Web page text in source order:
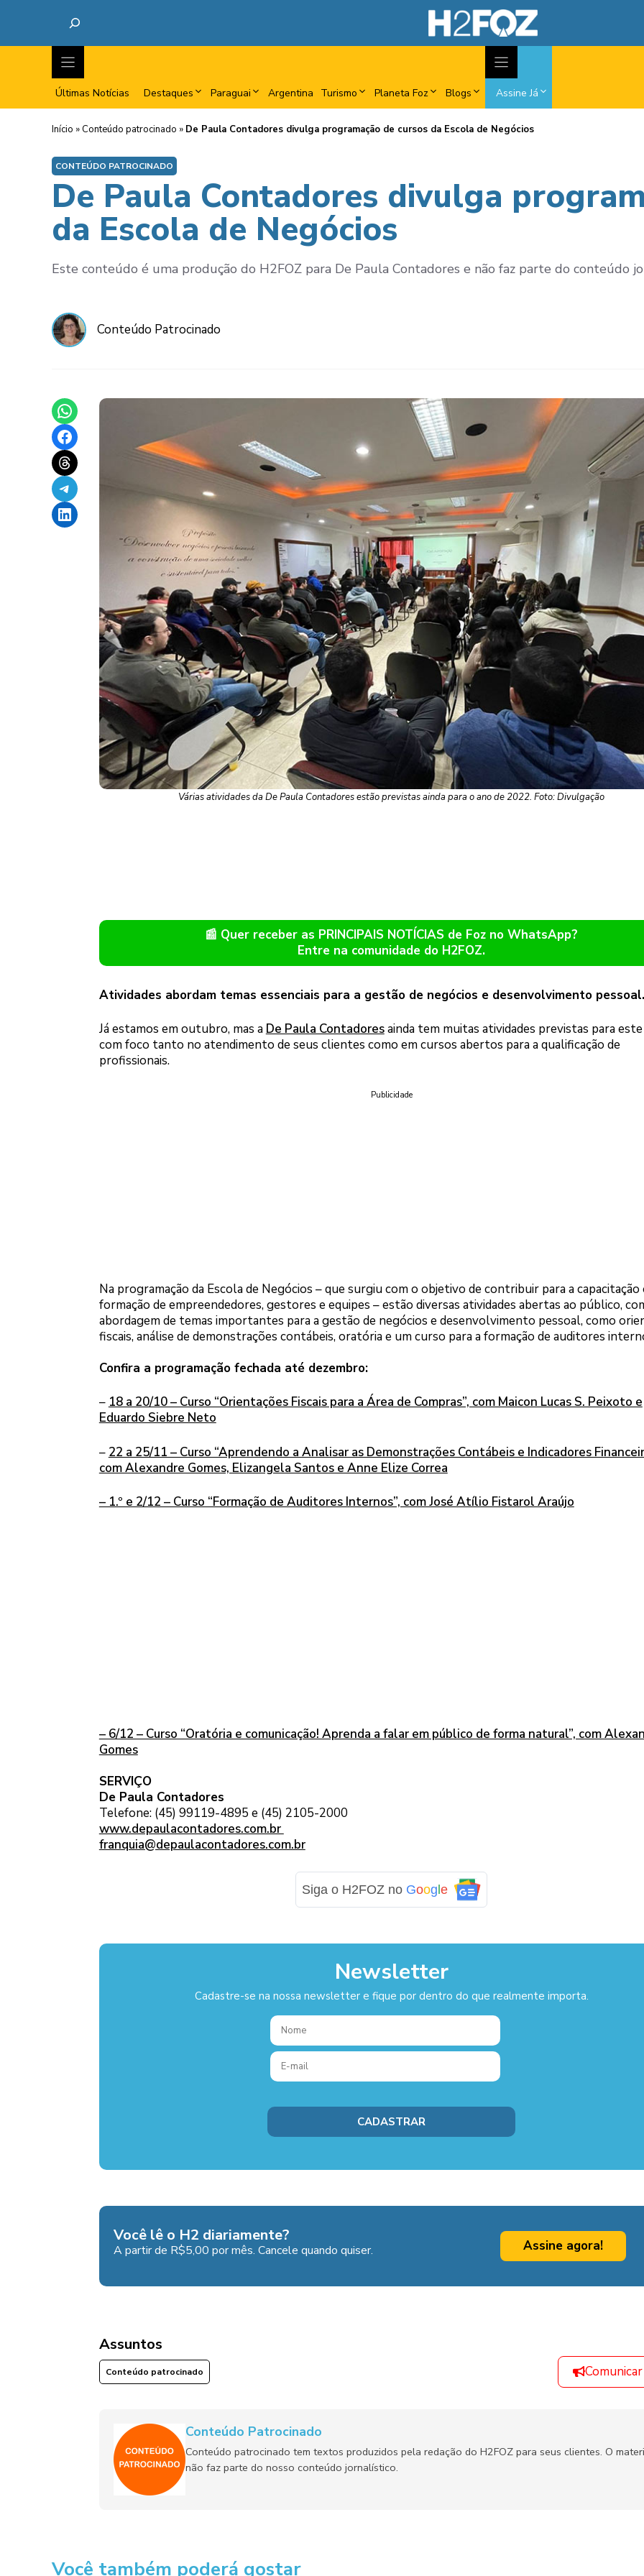
Últimas Notícias Destaques Paraguai Argentina Turismo Planeta Foz Blogs Assine Já
Início » Conteúdo patrocinado » De Paula Contadores divulga programação de cursos da Escola de Negócios
CONTEÚDO PATROCINADO
De Paula Contadores divulga
da Escola de Negócios
Este conteúdo é uma produção do H2FOZ para De Paula Contadores e não faz parte do conteúdo
Conteúdo Patrocinado
Share on WhatsApp
Share on Facebook
Share on Threads
Share on Telegram
Share on LinkedIn
Várias atividades da De Paula Contadores estão previstas ainda para o ano de 2022. Foto: Divulgação
📰 Quer receber as PRINCIPAIS NOTÍCIAS de Foz no WhatsApp?
Entre na comunidade do H2FOZ.
Atividades abordam temas essenciais para a gestão de negócios e desenvolvimento pessoal.
Já estamos em outubro, mas a De Paula Contadoresainda tem muitas atividades previstas para
com foco tanto no atendimento de seus clientes como em cursos abertos para a qualificação de
profissionais.
Publicidade
Na programação da Escola de Negócios – que surgiu com o objetivo de contribuir para a capacitação
formação de empreendedores, gestores e equipes – estão diversas atividades abertas ao público,
abordagem de temas importantes para a gestão de negócios e desenvolvimento pessoal, como
fiscais, análise de demonstrações contábeis, oratória e um curso para a formação de auditores
Confira a programação fechada até dezembro:
– 18 a 20/10 – Curso “Orientações Fiscais para a Área de Compras”, com Maicon Lucas S. Peixoto e
Eduardo Siebre Neto
– 22 a 25/11 – Curso “Aprendendo a Analisar as Demonstrações Contábeis e Indicadores
com Alexandre Gomes, Elizangela Santos e Anne Elize Correa
– 1.º e 2/12 – Curso “Formação de Auditores Internos”, com José Atílio Fistarol Araújo
– 6/12 – Curso “Oratória e comunicação! Aprenda a falar em público de forma natural”, com
Gomes
SERVIÇO
De Paula Contadores
Telefone: (45) 99119-4895 e (45) 2105-2000
www.depaulacontadores.com.br
franquia@depaulacontadores.com.br
Siga o H2FOZ no Google
Newsletter
Cadastre-se na nossa newsletter e fique por dentro do que realmente importa.
Você lê o H2 diariamente?
A partir de R$5,00 por mês. Cancele quando quiser. Assine agora!
Assuntos
Conteúdo patrocinado
Conteúdo Patrocinado
Conteúdo patrocinado tem textos produzidos pela redação do H2FOZ para seus clientes. O
não faz parte do nosso conteúdo jornalístico.
Você também poderá gostar